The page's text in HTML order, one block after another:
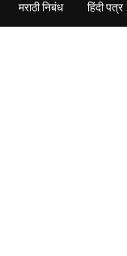
मराठी निबंध हिंदी पत्र